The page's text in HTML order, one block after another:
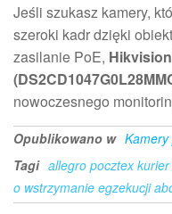
Jeśli szukasz kamery,
szeroki kadr dzięki
zasilanie PoE,
nowoczesnego
Opublikowano w Kamery
Tagi allegro pocztex
o wstrzymanie egzekucji